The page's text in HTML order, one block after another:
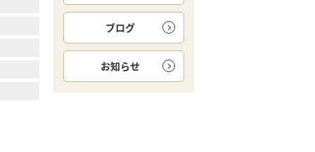
ブログ
お知らせ